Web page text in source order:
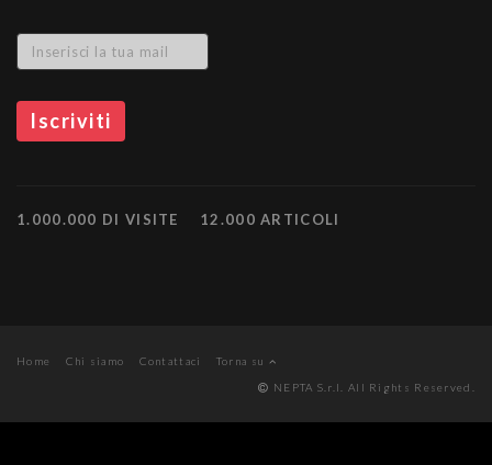
1.000.000 DI VISITE 12.000 ARTICOLI
Home Chi siamo Contattaci
Torna su
NEPTA S.r.l. All Rights Reserved.